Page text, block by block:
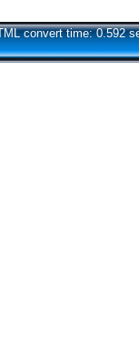
convert time: 0.592